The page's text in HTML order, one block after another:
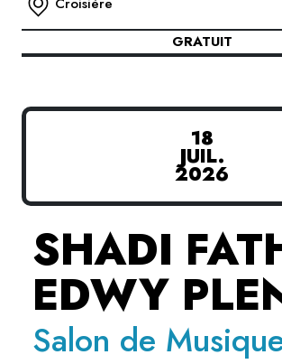
18
JUIL.
2026
SHADI
EDWY
Salon de
GRATUIT